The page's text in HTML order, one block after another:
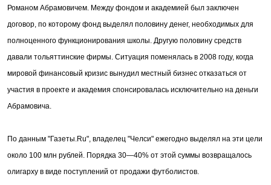
Романом Абрамовичем. Между фондом и академией был заключен
договор, по которому фонд выделял половину денег, необходимых для
полноценного функционирования школы. Другую половину средств
давали тольяттинские фирмы. Ситуация поменялась в 2008 году, когда
мировой финансовый кризис вынудил местный бизнес отказаться от
участия в проекте и академия спонсировалась исключительно на деньги
Абрамовича.
По данным "Газеты.Ru", владелец "Челси" ежегодно выделял на эти цели
около 100 млн рублей. Порядка 30—40% от этой суммы возвращалось
олигарху в виде поступлений от продажи футболистов.